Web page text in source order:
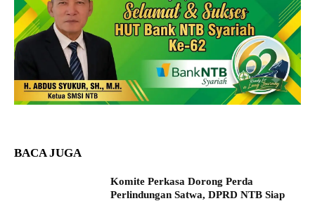
BACA JUGA
Komite Perkasa Dorong Perda
Perlindungan Satwa, DPRD NTB Siap